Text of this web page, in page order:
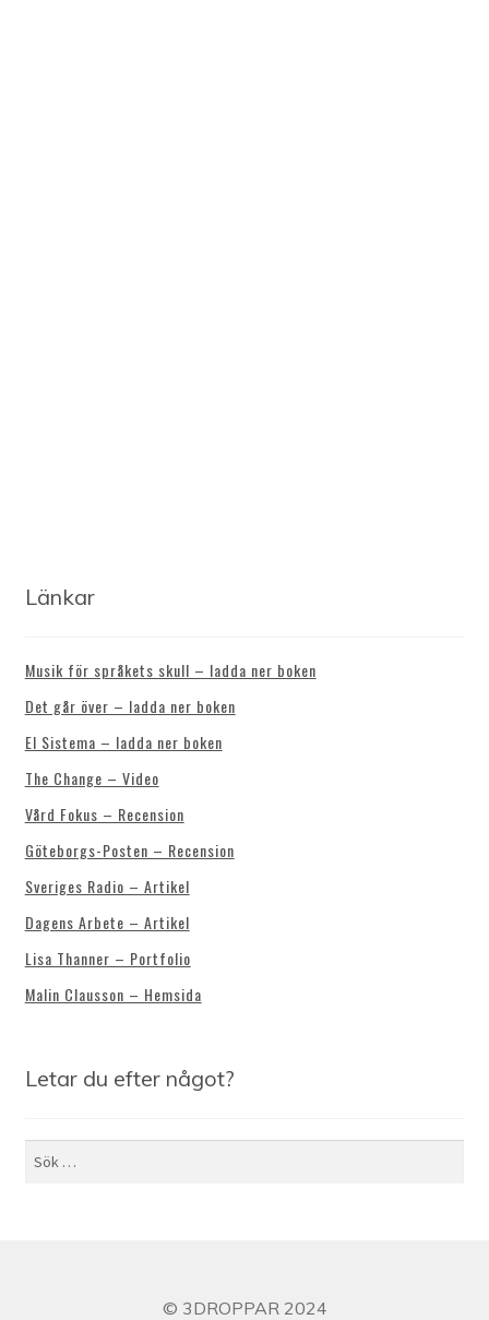
Länkar
Musik för språkets skull – ladda ner boken
Det går över – ladda ner boken
El Sistema – ladda ner boken
The Change – Video
Vård Fokus – Recension
Göteborgs-Posten – Recension
Sveriges Radio – Artikel
Dagens Arbete – Artikel
Lisa Thanner – Portfolio
Malin Clausson – Hemsida
Letar du efter något?
© 3DROPPAR 2024